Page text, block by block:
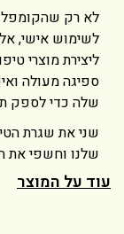
לא רק
לשימוש אישי,
ליצירת מוצרי
ספיגה מעולה
שלה כדי לספק
שני את שגרת
שלנו וחשפי את
עוד על המוצר